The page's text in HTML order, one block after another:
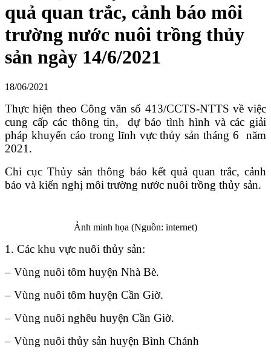
quả quan trắc, cảnh báo môi
trường nước nuôi trồng thủy
sản ngày 14/6/2021
18/06/2021
Thực hiện theo Công văn số 413/CCTS-NTTS về việc
cung cấp các thông tin, dự báo tình hình và các giải
pháp khuyến cáo trong lĩnh vực thủy sản tháng 6 năm
2021.
Chi cục Thủy sản thông báo kết quả quan trắc, cảnh
báo và kiến nghị môi trường nước nuôi trồng thủy sản.
Ảnh minh họa (Nguồn: internet)
1. Các khu vực nuôi thủy sản:
– Vùng nuôi tôm huyện Nhà Bè.
– Vùng nuôi tôm huyện Cần Giờ.
– Vùng nuôi nghêu huyện Cần Giờ.
– Vùng nuôi thủy sản huyện Bình Chánh